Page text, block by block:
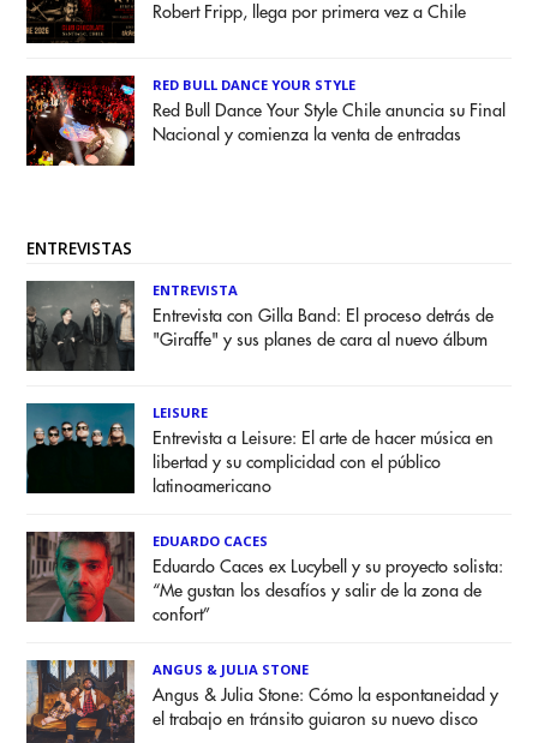
Robert Fripp, llega por primera vez a Chile
RED BULL DANCE YOUR STYLE
Red Bull Dance Your Style Chile anuncia su Final
Nacional y comienza la venta de entradas
ENTREVISTAS
ENTREVISTA
Entrevista con Gilla Band: El proceso detrás de
"Giraffe" y sus planes de cara al nuevo álbum
LEISURE
Entrevista a Leisure: El arte de hacer música en
libertad y su complicidad con el público
latinoamericano
EDUARDO CACES
Eduardo Caces ex Lucybell y su proyecto solista:
“Me gustan los desafíos y salir de la zona de
confort”
ANGUS & JULIA STONE
Angus & Julia Stone: Cómo la espontaneidad y
el trabajo en tránsito guiaron su nuevo disco